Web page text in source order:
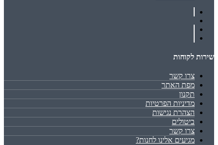
שירות לקוחות
צרו קשר
מפת האתר
תקנון
מדיניות הפרטיות
הצהרת נגישות
ביטולים
צרו קשר
מגיעים אלינו לחנות?